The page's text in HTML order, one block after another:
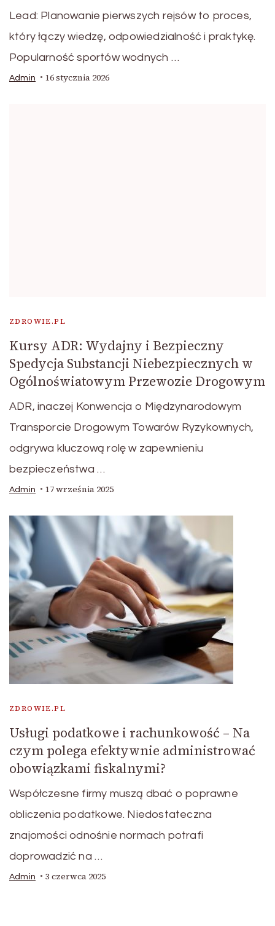
Lead: Planowanie pierwszych rejsów to proces,
który łączy wiedzę, odpowiedzialność i praktykę.
Popularność sportów wodnych …
Admin 16 stycznia 2026
ZDROWIE.PL
Kursy ADR: Wydajny i Bezpieczny
Spedycja Substancji Niebezpiecznych w
Ogólnoświatowym Przewozie Drogowym
ADR, inaczej Konwencja o Międzynarodowym
Transporcie Drogowym Towarów Ryzykownych,
odgrywa kluczową rolę w zapewnieniu
bezpieczeństwa …
Admin 17 września 2025
ZDROWIE.PL
Usługi podatkowe i rachunkowość – Na
czym polega efektywnie administrować
obowiązkami fiskalnymi?
Współczesne firmy muszą dbać o poprawne
obliczenia podatkowe. Niedostateczna
znajomości odnośnie normach potrafi
doprowadzić na …
Admin 3 czerwca 2025